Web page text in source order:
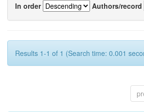
In order
Authors/record
Results 1-1 of 1 (Search time: 0.001